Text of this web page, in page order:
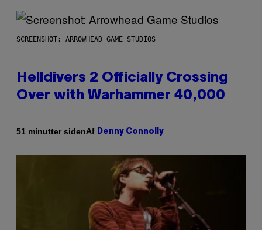
SCREENSHOT: ARROWHEAD GAME STUDIOS
Helldivers 2 Officially Crossing
Over with Warhammer 40,000
51 minutter sidenAf Denny Connolly